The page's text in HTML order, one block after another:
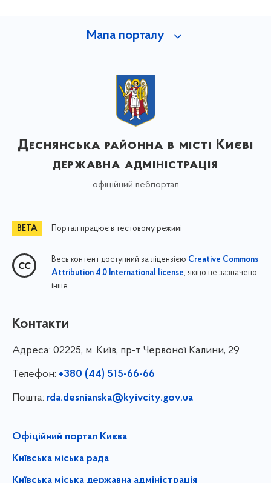
Мапа порталу
Деснянська районна в місті Києві
державна адміністрація
офіційний вебпортал
Портал працює в тестовому режимі
Весь контент доступний за ліцензією Creative Commons
Attribution 4.0 International license, якщо не зазначено
інше
Контакти
Адреса: 02225, м. Київ, пр-т Червоної Калини, 29
Телефон: +380 (44) 515-66-66
Пошта: rda.desnianska@kyivcity.gov.ua
Офіційний портал Києва
Київська міська рада
Київська міська державна адміністрація